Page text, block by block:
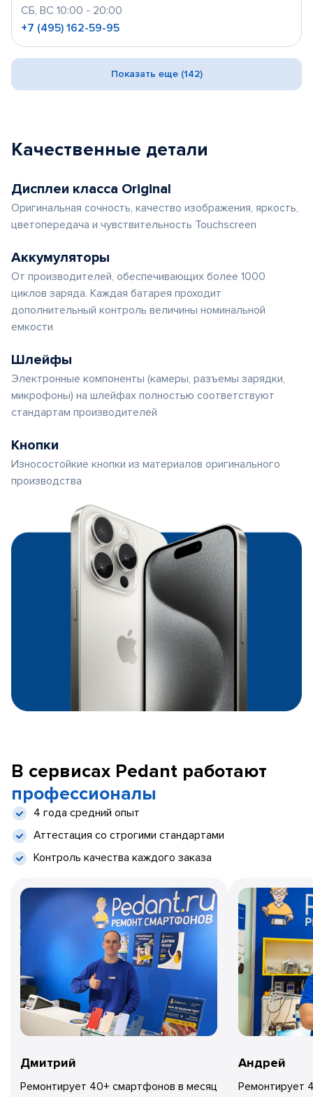
СБ, ВС 10:00 - 20:00
+7 (495) 162-59-95
Показать еще (142)
Качественные детали
Дисплеи класса Original
Оригинальная сочность, качество изображения, яркость,
цветопередача и чувствительность Touchscreen
Аккумуляторы
От производителей, обеспечивающих более 1000
циклов заряда. Каждая батарея проходит
дополнительный контроль величины номинальной
емкости
Шлейфы
Электронные компоненты (камеры, разъемы зарядки,
микрофоны) на шлейфах полностью соответствуют
стандартам производителей
Кнопки
Износостойкие кнопки из материалов оригинального
производства
В сервисах Pedant работают
профессионалы
4 года средний опыт
Аттестация со строгими стандартами
Контроль качества каждого заказа
Дмитрий
Ремонтирует 40+ смартфонов в месяц
Андрей
Ремонтирует